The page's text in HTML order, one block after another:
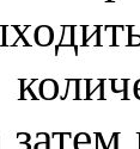
затем